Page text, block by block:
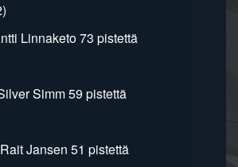
Linnaketo 73 pistettä
Simm 59 pistettä
Jansen 51 pistettä